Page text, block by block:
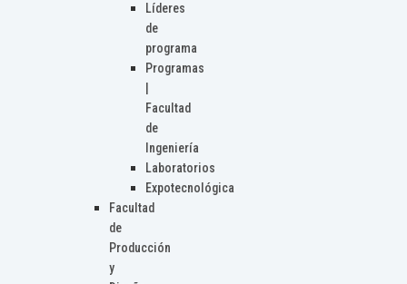
Líderes
de
programa
Programas
Facultad
de
Ingeniería
Laboratorios
Expotecnológica
Facultad
de
Producción
y